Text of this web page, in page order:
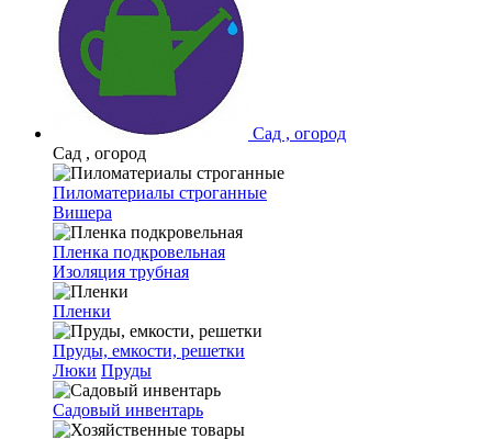
Сад , огород
Сад , огород
Пиломатериалы строганные
Вишера
Пленка подкровельная
Изоляция трубная
Пленки
Пруды, емкости, решетки
Люки Пруды
Садовый инвентарь